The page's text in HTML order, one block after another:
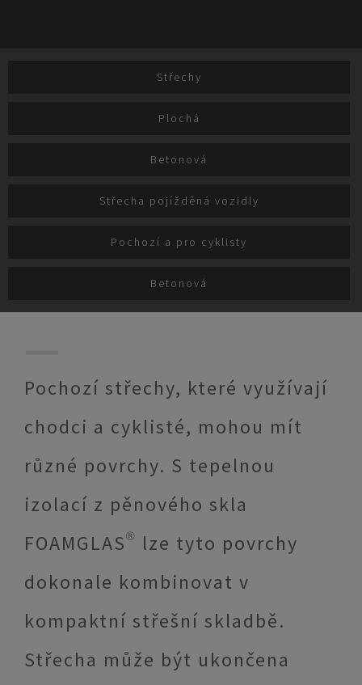
Střechy
Plochá
Betonová
Střecha pojížděná vozidly
Pochozí a pro cyklisty
Betonová
Pochozí střechy, které využívají
chodci a cyklisté, mohou mít
různé povrchy. S tepelnou
izolací z pěnového skla
FOAMGLAS® lze tyto povrchy
dokonale kombinovat v
kompaktní střešní skladbě.
Střecha může být ukončena